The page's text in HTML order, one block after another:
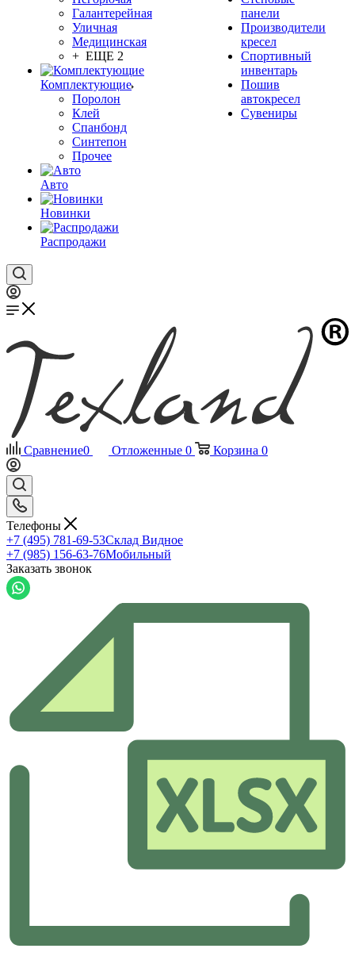
Галантерейная
Уличная
Медицинская
+ ЕЩЕ 2
Комплектующие
Поролон
Клей
Спанбонд
Синтепон
Прочее
Авто
Новинки
Распродажи
панели
Производители
кресел
Спортивный
инвентарь
Пошив
автокресел
Сувениры
Сравнение0 Отложенные 0 Корзина 0
Телефоны
+7 (495) 781-69-53Склад Видное
+7 (985) 156-63-76Мобильный
Заказать звонок